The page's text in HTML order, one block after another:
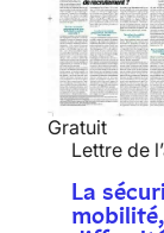
Gratuit
Lettre de
La